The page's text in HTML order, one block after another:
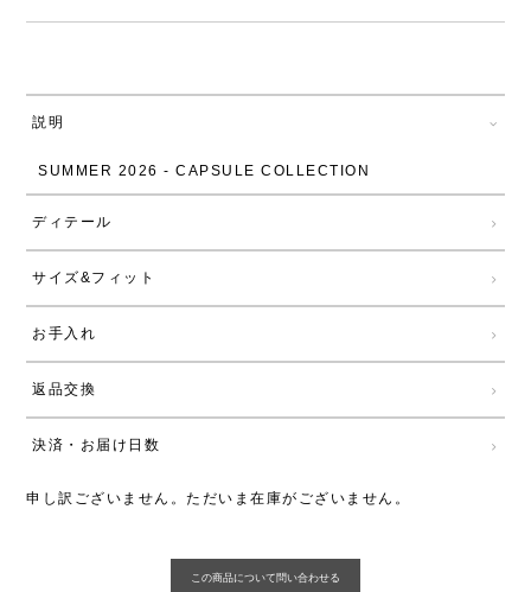
説明
SUMMER 2026 - CAPSULE COLLECTION
ディテール
サイズ&フィット
お手入れ
返品交換
決済・お届け日数
申し訳ございません。ただいま在庫がございません。